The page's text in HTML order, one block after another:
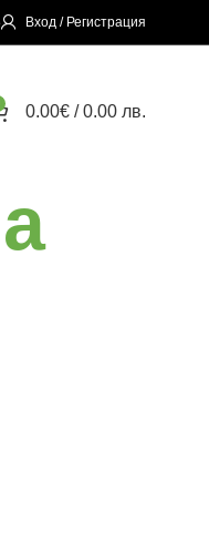
Вход / Регистрация
0.00€/ 0.00 лв.